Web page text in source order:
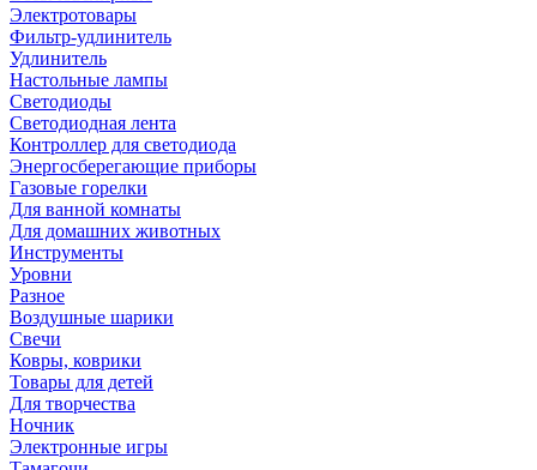
Электротовары
Фильтр-удлинитель
Удлинитель
Настольные лампы
Светодиоды
Светодиодная лента
Контроллер для светодиода
Энергосберегающие приборы
Газовые горелки
Для ванной комнаты
Для домашних животных
Инструменты
Уровни
Разное
Воздушные шарики
Свечи
Ковры, коврики
Товары для детей
Для творчества
Ночник
Электронные игры